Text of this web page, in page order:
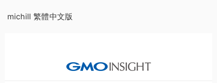
michill 繁體中文版